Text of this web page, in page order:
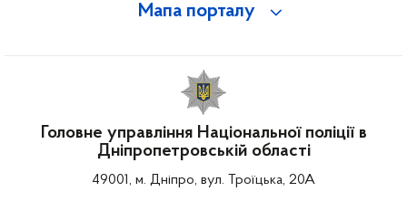
Мапа порталу
Головне управління Національної поліції в
Дніпропетровській області
49001, м. Дніпро, вул. Троїцька, 20А